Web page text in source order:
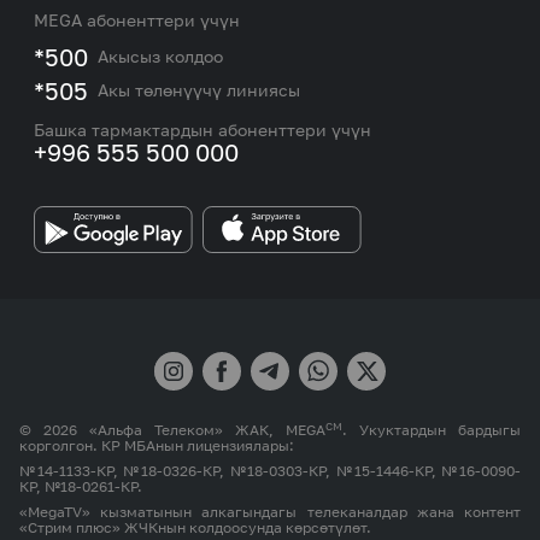
eSIM
Номерди тандоо
M2M
Корпоративдик жана VIP кардарлар менен иштөө
боюнча бөлүмдүн кызматкерлеринин байланыш
маалыматтары.
Жаңылыктар
Тармакты камтуу картасы жана тейлөө борборлору
MEGAда иште
MEGA бренди
MEGA абоненттери үчүн
*500 Акысыз колдоо
*505 Акы төлөнүүчү линиясы
Башка тармактардын абоненттери үчүн
+996 555 500 000
© 2026 «Альфа Телеком» ЖАК, MEGAСМ. Укуктардын бардыгы
корголгон. КР МБАнын лицензиялары:
№14-1133-КР, №18-0326-КР, №18-0303-КР, №15-1446-КР, №16-0090-
КР, №18-0261-КР.
«MegaTV» кызматынын алкагындагы телеканалдар жана контент
«Стрим плюс» ЖЧКнын колдоосунда көрсөтүлөт.